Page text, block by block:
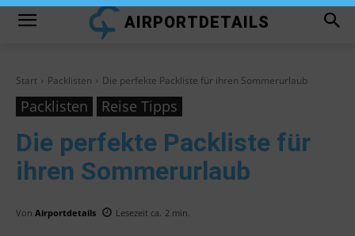
AIRPORTDETAILS
Start Packlisten Die perfekte Packliste für ihren Sommerurlaub
Packlisten Reise Tipps
Die perfekte Packliste für
ihren Sommerurlaub
Von Airportdetails Lesezeit ca. 2 min.